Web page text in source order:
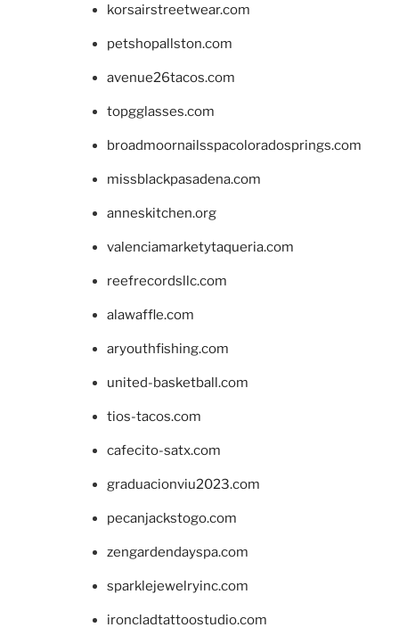
korsairstreetwear.com
petshopallston.com
avenue26tacos.com
topgglasses.com
broadmoornailsspacoloradosprings.com
missblackpasadena.com
anneskitchen.org
valenciamarketytaqueria.com
reefrecordsllc.com
alawaffle.com
aryouthfishing.com
united-basketball.com
tios-tacos.com
cafecito-satx.com
graduacionviu2023.com
pecanjackstogo.com
zengardendayspa.com
sparklejewelryinc.com
ironcladtattoostudio.com